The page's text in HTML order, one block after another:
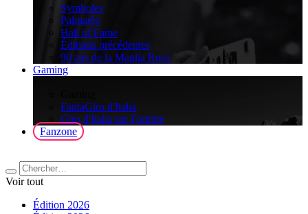
Symboles
Palmarès
Hall of Fame
Éditions précédentes
90 ans de la Maglia Rosa
Gaming
FantaGiro d'Italia
Giro d'Italia sur Fortnite
Fanzone
Voir tout
Édition 2026